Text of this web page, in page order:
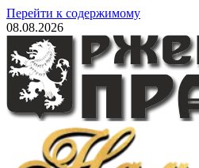
Перейти к содержимому
08.08.2026